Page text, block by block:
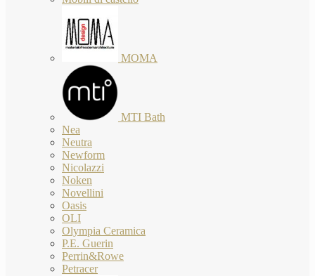
MOMA
MTI Bath
Nea
Neutra
Newform
Nicolazzi
Noken
Novellini
Oasis
OLI
Olympia Ceramica
P.E. Guerin
Perrin&Rowe
Petracer